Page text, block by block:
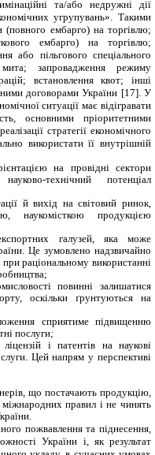
та/або недружні дії
угрупувань». Такими
(повного ембарго) на торгівлю;
ембарго) на торгівлю;
або пільгового спеціального
запровадження режиму
встановлення квот; інші
договорами України [17]. У
ситуації має відігравати
основними пріоритетними
стратегії економічного
використати її внутрішній
на провідні сектори
технічний потенціал
й вихід на світовий ринок,
наукомісткою продукцією
галузей, яка може
Це зумовлено надзвичайно
раціональному використанні
повинні залишатися
оскільки ґрунтуються на
сприятиме підвищенню
послуги;
і патентів на наукові
Цей напрям у перспективі
що постачають продукцію,
правил і не чинять
пожвавлення та піднесення,
України і, як результат